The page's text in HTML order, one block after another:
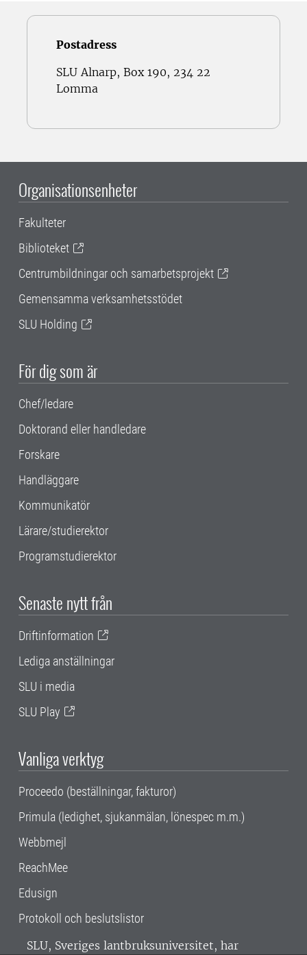
Postadress
SLU Alnarp, Box 190, 234 22
Lomma
Organisationsenheter
Fakulteter
Biblioteket
Centrumbildningar och samarbetsprojekt
Gemensamma verksamhetsstödet
SLU Holding
För dig som är
Chef/ledare
Doktorand eller handledare
Forskare
Handläggare
Kommunikatör
Lärare/studierektor
Programstudierektor
Senaste nytt från
Driftinformation
Lediga anställningar
SLU i media
SLU Play
Vanliga verktyg
Proceedo (beställningar, fakturor)
Primula (ledighet, sjukanmälan, lönespec m.m.)
Webbmejl
ReachMee
Edusign
Protokoll och beslutslistor
SLU, Sveriges lantbruksuniversitet, har